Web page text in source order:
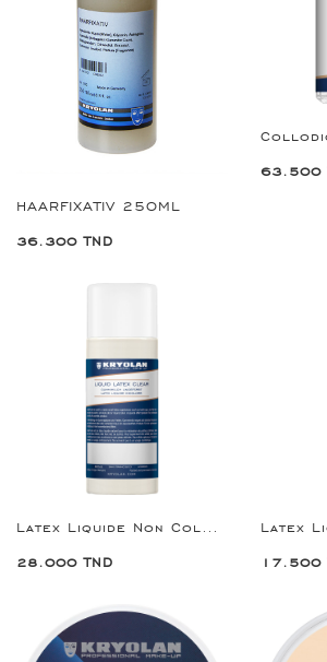
HAARFIXATIV 250ML
36.300 TND
63.500
Latex Liquide Non Coloré
28.000 TND 17.500